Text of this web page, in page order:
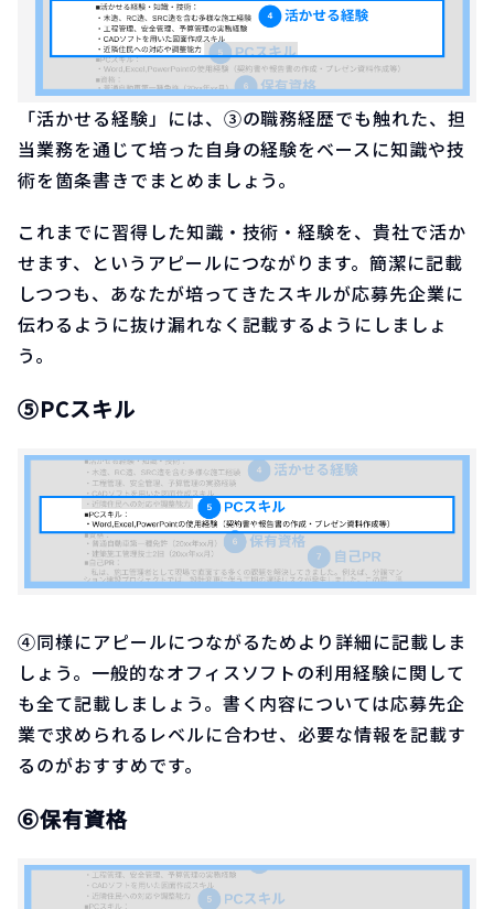
「活かせる経験」には、③の職務経歴でも触れた、担
当業務を通じて培った自身の経験をベースに知識や技
術を箇条書きでまとめましょう。
これまでに習得した知識・技術・経験を、貴社で活か
せます、というアピールにつながります。簡潔に記載
しつつも、あなたが培ってきたスキルが応募先企業に
伝わるように抜け漏れなく記載するようにしましょ
う。
⑤PCスキル
④同様にアピールにつながるためより詳細に記載しま
しょう。一般的なオフィスソフトの利用経験に関して
も全て記載しましょう。書く内容については応募先企
業で求められるレベルに合わせ、必要な情報を記載す
るのがおすすめです。
⑥保有資格